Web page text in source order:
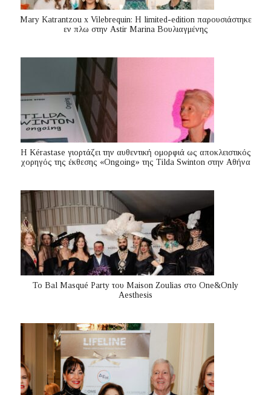
Mary Katrantzou x Vilebrequin: Η limited-edition παρουσιάστηκε
εν πλω στην Astir Marina Βουλιαγμένης
Η Kérastase γιορτάζει την αυθεντική ομορφιά ως αποκλειστικός
χορηγός της έκθεσης «Ongoing» της Tilda Swinton στην Αθήνα
Το Bal Masqué Party του Maison Zoulias στο One&Only
Aesthesis